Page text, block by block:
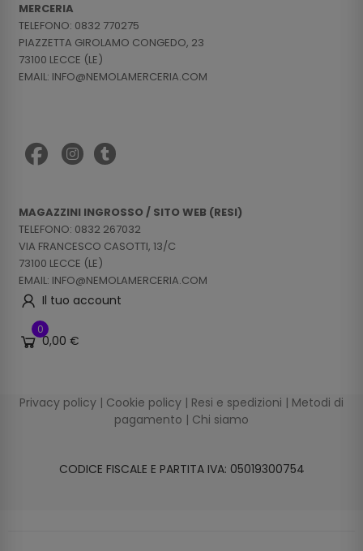
MERCERIA
TELEFONO: 0832 770275
PIAZZETTA GIROLAMO CONGEDO, 23
73100 LECCE (LE)
EMAIL: INFO@NEMOLAMERCERIA.COM
MAGAZZINI INGROSSO / SITO WEB (RESI)
TELEFONO: 0832 267032
VIA FRANCESCO CASOTTI, 13/C
73100 LECCE (LE)
EMAIL: INFO@NEMOLAMERCERIA.COM
Il tuo account
0
0,00 €
Privacy policy | Cookie policy | Resi e spedizioni | Metodi di
pagamento | Chi siamo
CODICE FISCALE E PARTITA IVA: 05019300754